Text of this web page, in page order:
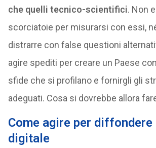
che quelli tecnico-scientifici. Non
scorciatoie per misurarsi con essi,
distrarre con false questioni
agire spediti per creare un Paese
sfide che si profilano e fornirgli gli
adeguati. Cosa si dovrebbe allora
Come agire per
digitale